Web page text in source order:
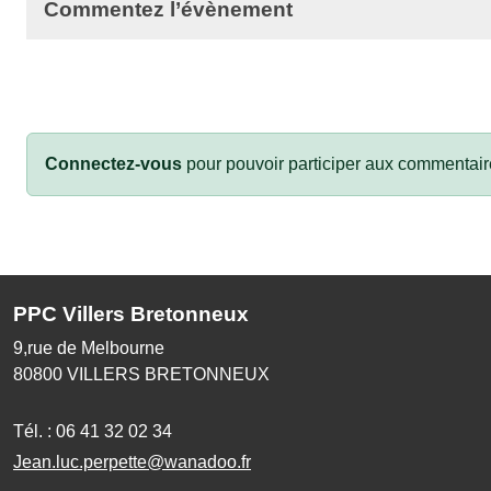
Commentez l’évènement
Connectez-vous pour pouvoir participer aux
PPC Villers Bretonneux
9,rue de Melbourne
80800 VILLERS BRETONNEUX
Tél. : 06 41 32 02 34
Jean.luc.perpette@wanadoo.fr